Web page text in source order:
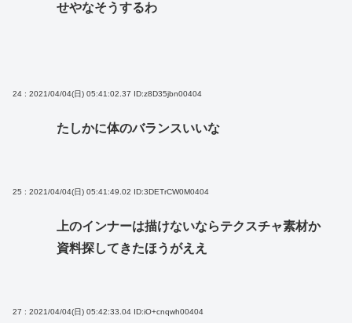
せやなそうするわ
24 : 2021/04/04(日) 05:41:02.37 ID:z8D35jbn00404
たしかに体のバランスいいな
25 : 2021/04/04(日) 05:41:49.02 ID:3DETrCW0M0404
上のインナーは描けないならテクスチャ素材か
資料探してきたほうがええ
27 : 2021/04/04(日) 05:42:33.04 ID:iO+cnqwh00404